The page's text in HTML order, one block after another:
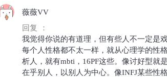
薇薇VV
回复 ：
我觉得你说的有道理，但有些人不一定是
每个人性格都不太一样，就从心理学的性
析人，就有mbti，16PF这些。像讨好型就
在乎别人，以别人为中心。像INFJ某些性